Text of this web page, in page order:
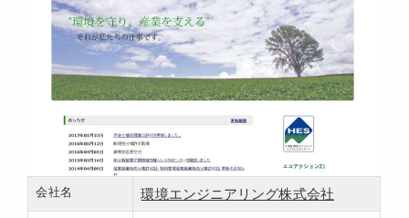
会社名 環境エンジニアリング株式会社